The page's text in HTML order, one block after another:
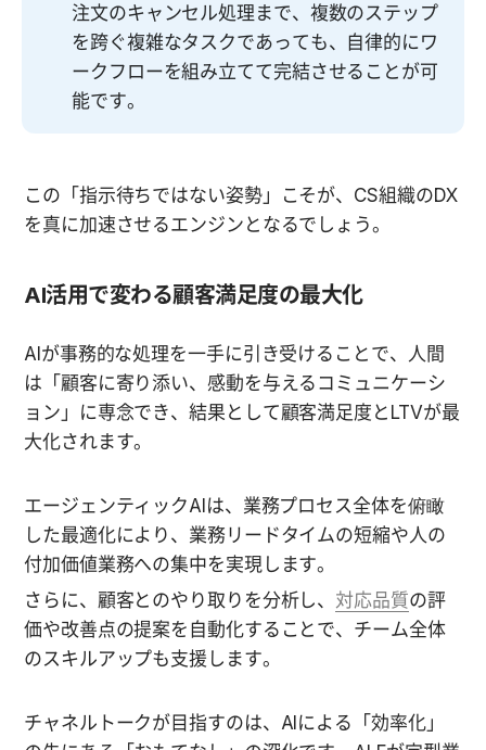
注文のキャンセル処理まで、複数のステップ
を跨ぐ複雑なタスクであっても、自律的にワ
ークフローを組み立てて完結させることが可
能です。
この「指示待ちではない姿勢」こそが、CS組織のDX
を真に加速させるエンジンとなるでしょう。
AI活用で変わる顧客満足度の最大化
AIが事務的な処理を一手に引き受けることで、人間
は「顧客に寄り添い、感動を与えるコミュニケーシ
ョン」に専念でき、結果として顧客満足度とLTVが最
大化されます。
エージェンティックAIは、業務プロセス全体を俯瞰
した最適化により、業務リードタイムの短縮や人の
付加価値業務への集中を実現します。
さらに、顧客とのやり取りを分析し、 対応品質の評
価や改善点の提案を自動化することで、チーム全体
のスキルアップも支援します。
チャネルトークが目指すのは、AIによる「効率化」